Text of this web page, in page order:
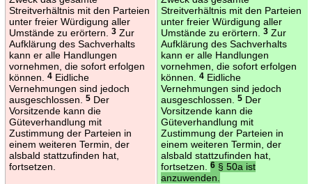
Streitverhältnis mit den Parteien
unter freier Würdigung aller
Umstände zu erörtern.
3Zur
Aufklärung des Sachverhalts
kann er alle Handlungen
vornehmen, die sofort erfolgen
können.
4Eidliche
Vernehmungen sind jedoch
ausgeschlossen.
5Der
Vorsitzende kann die
Güteverhandlung mit
Zustimmung der Parteien in
einem weiteren Termin, der
alsbald stattzufinden hat,
fortsetzen.
Streitverhältnis mit den Parteien
unter freier Würdigung aller
Umstände zu erörtern.
3Zur
Aufklärung des Sachverhalts
kann er alle Handlungen
vornehmen, die sofort erfolgen
können.
4Eidliche
Vernehmungen sind jedoch
ausgeschlossen.
5Der
Vorsitzende kann die
Güteverhandlung mit
Zustimmung der Parteien in
einem weiteren Termin, der
alsbald stattzufinden hat,
fortsetzen.
6§ 50a ist
anzuwenden.